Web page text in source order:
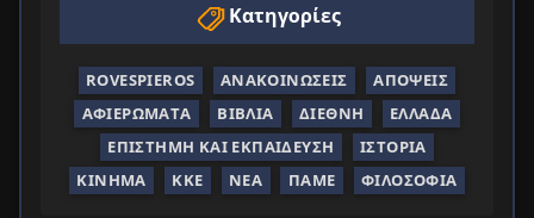
Κατηγορίες
ROVESPIEROS ΑΝΑΚΟΙΝΏΣΕΙΣ
ΑΠΌΨΕΙΣ
ΑΦΙΕΡΏΜΑΤΑ
ΒΙΒΛΊΑ ΔΙΕΘΝΉ
ΕΛΛΆΔΑ
ΕΠΙΣΤΉΜΗ ΚΑΙ ΕΚΠΑΊΔΕΥΣΗ
ΙΣΤΟΡΊΑ
ΚΊΝΗΜΑ
ΚΚΕ ΝΈΑ ΠΑΜΕ ΦΙΛΟΣΟΦΊΑ